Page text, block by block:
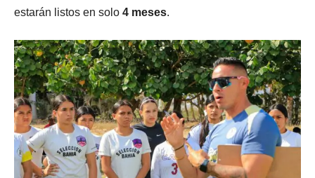
estarán listos en solo 4 meses.